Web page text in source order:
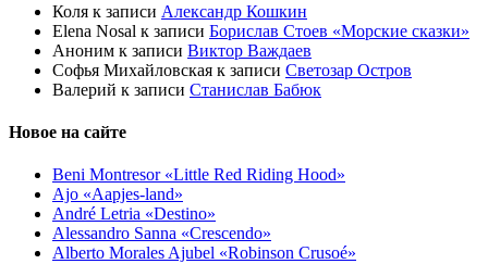
Коля к записи Александр Кошкин
Elena Nosal к записи Борислав Стоев «Морские сказки»
Аноним к записи Виктор Важдаев
Софья Михайловская к записи Светозар Остров
Валерий к записи Станислав Бабюк
Новое на сайте
Beni Montresor «Little Red Riding Hood»
Ajo «Aapjes-land»
André Letria «Destino»
Alessandro Sanna «Crescendo»
Alberto Morales Ajubel «Robinson Crusoé»